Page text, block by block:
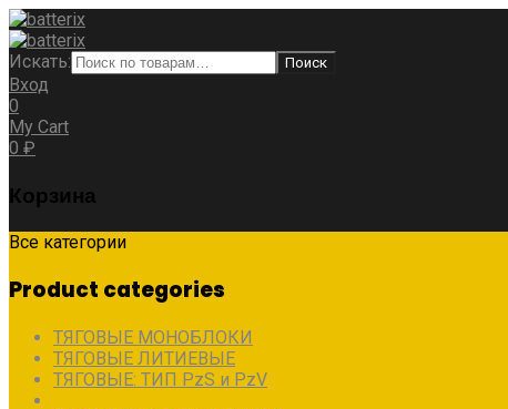
Искать: Поиск
Вход
0
My Cart
0 ₽
Корзина
Все категории
Product categories
ТЯГОВЫЕ МОНОБЛОКИ
ТЯГОВЫЕ ЛИТИЕВЫЕ
ТЯГОВЫЕ: ТИП PzS и PzV